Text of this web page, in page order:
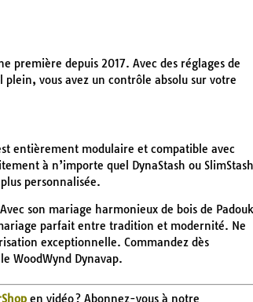
première depuis 2017. Avec des réglages de
vous avez un contrôle absolu sur votre
entièrement modulaire et compatible avec
à n’importe quel DynaStash ou SlimStash
personnalisée.
son mariage harmonieux de bois de
parfait entre tradition et modernité. Ne
exceptionnelle. Commandez dès
WoodWynd Dynavap.
en vidéo ? Abonnez-vous à notre